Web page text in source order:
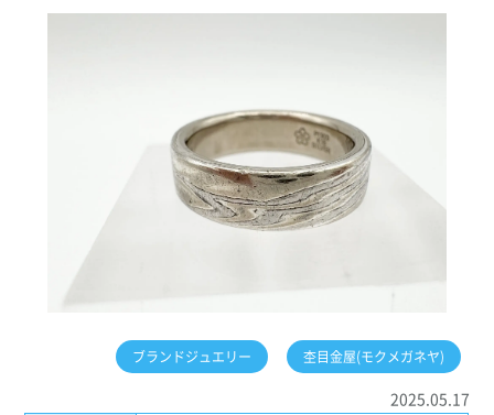
ブランドジュエリー 杢目金屋(モクメガネヤ)
2025.05.17